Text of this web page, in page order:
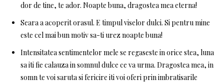
dor de tine, te ador. Noapte buna, dragostea mea eterna!
Seara a acoperit orasul. E timpul viselor dulci. Si pentru mine
este cel mai bun motiv sa-ti urez noapte buna!
Intensitatea sentimentelor mele se regaseste in orice stea, luna
sa iti fie calauza in somnul dulce ce va urma. Dragostea mea, in
somn te voi saruta si fericire iti voi oferi prin imbratisarile